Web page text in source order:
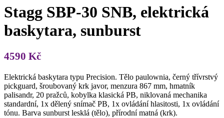
Stagg SBP-30 SNB, elektrická
baskytara, sunburst
4590 Kč
Elektrická baskytara typu Precision. Tělo paulownia, černý třívrstvý
pickguard, šroubovaný krk javor, menzura 867 mm, hmatník
palisandr, 20 pražců, kobylka klasická PB, niklovaná mechanika
standardní, 1x dělený snímač PB, 1x ovládání hlasitosti, 1x ovládání
tónu. Barva sunburst lesklá (tělo), přírodní matná (krk).